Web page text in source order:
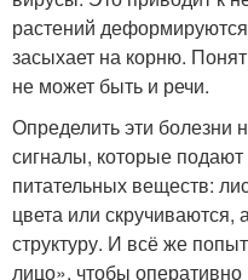
растений
засыхает на корню.
не может быть и речи.
Определить эти болезни
сигналы, которые подают
питательных веществ:
цвета или
структуру. И всё же
лицо», чтобы оперативно